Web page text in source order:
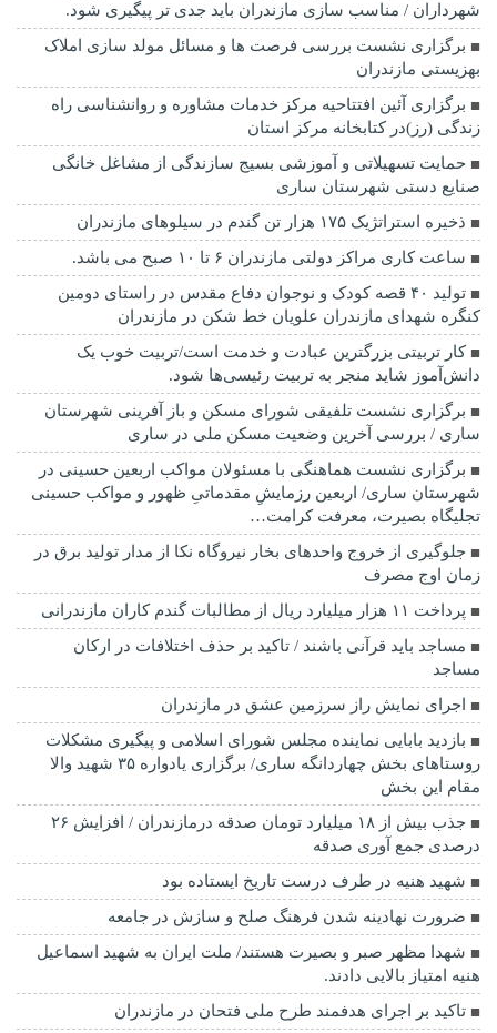
شهرداران / مناسب سازی مازندران باید جدی تر پیگیری شود.
برگزاری نشست بررسی فرصت ها و مسائل مولد سازی املاک
بهزیستی مازندران
برگزاری آئین افتتاحیه مرکز خدمات مشاوره و روانشناسی راه
زندگی (رز)در کتابخانه مرکز استان
حمایت تسهیلاتی و آموزشی بسیج سازندگی از مشاغل خانگی
صنایع دستی شهرستان ساری
ذخیره استراتژیک ۱۷۵ هزار تن گندم در سیلوهای مازندران
ساعت کاری مراکز دولتی مازندران ۶ تا ۱۰ صبح می باشد.
تولید ۴۰ قصه کودک و نوجوان دفاع مقدس در راستای دومین
کنگره شهدای مازندران علویان خط شکن در مازندران
کار تربیتی بزرگترین عبادت و خدمت است/تربیت خوب یک
دانش‌آموز شاید منجر به تربیت رئیسی‌ها شود.
برگزاری ‌نشست تلفیقی شورای مسکن و باز آفرینی شهرستان
ساری / بررسی آخرین وضعیت مسکن ملی در ساری
برگزاری نشست هماهنگی با مسئولان مواکب اربعین حسینی در
شهرستان ساری/ اربعین رزمایشِ مقدماتیِ ظهور و مواکب حسینی
تجلیگاه بصیرت، معرفت کرامت…
جلوگیری از خروج واحدهای بخار نیروگاه نکا از مدار تولید برق در
زمان اوج مصرف
پرداخت ۱۱ هزار میلیارد ریال از مطالبات گندم کاران مازندرانی
مساجد باید قرآنی باشند / تاکید بر حذف اختلافات در ارکان
مساجد
اجرای نمایش راز سرزمین عشق در مازندران
بازدید بابایی نماینده مجلس شورای اسلامی و پیگیری مشکلات
روستاهای بخش چهاردانگه ساری/ برگزاری یادواره ۳۵ شهید والا
مقام این بخش
جذب بیش از ۱۸ میلیارد تومان صدقه درمازندران / افزایش ۲۶
درصدی جمع آوری صدقه
شهید هنیه در طرف درست تاریخ ایستاده بود
ضرورت نهادینه شدن فرهنگ صلح و سازش در جامعه
شهدا مظهر صبر و بصیرت هستند/ ملت ایران به شهید اسماعیل
هنیه امتیاز بالایی دادند.
تاکید بر اجرای هدفمند طرح ملی فتحان در مازندران